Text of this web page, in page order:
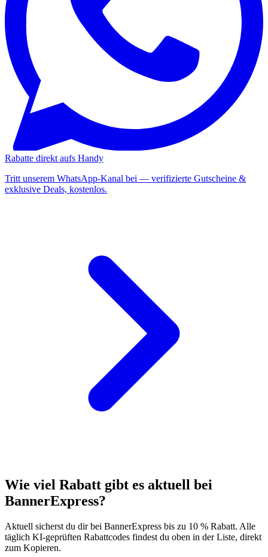
Rabatte direkt aufs Handy
Tritt unserem WhatsApp-Kanal bei — verifizierte Gutscheine &
exklusive Deals, kostenlos.
Wie viel Rabatt gibt es aktuell bei
BannerExpress?
Aktuell sicherst du dir bei BannerExpress bis zu 10 % Rabatt. Alle
täglich KI-geprüften Rabattcodes findest du oben in der Liste, direkt
zum Kopieren.